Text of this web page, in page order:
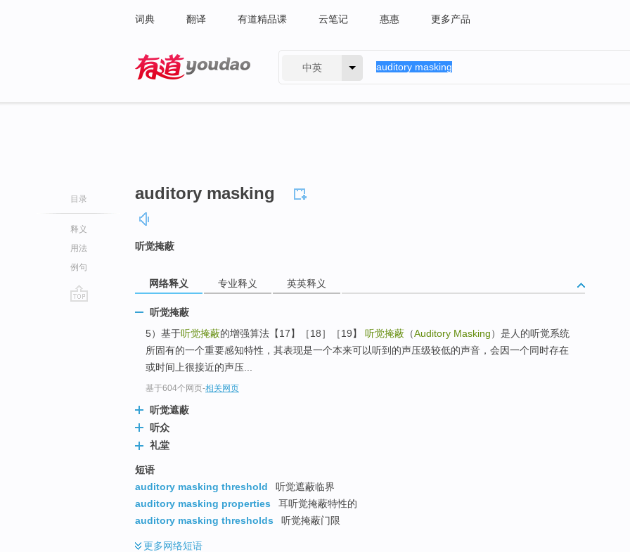
词典 翻译 有道精品课 云笔记 惠惠 更多产品
中英
目录
释义
用法
例句
auditory masking
听觉掩蔽
网络释义 专业释义 英英释义
听觉掩蔽
5）基于听觉掩蔽的增强算法【17】［18］［19】 听觉掩蔽 （Auditory Masking）是人的听觉系统
所固有的一个重要感知特性，其表现是一个本来可以听到的声压级较低的声音，会因一个同时存在
或时间上很接近的声压...
基于604个网页-相关网页
听觉遮蔽
听众
礼堂
短语
auditory masking threshold
听觉遮蔽临界
auditory masking properties
耳听觉掩蔽特性的
auditory masking thresholds
听觉掩蔽门限
更多网络短语